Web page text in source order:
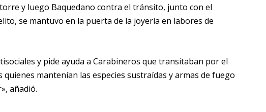
y luego Baquedano contra el tránsito, junto con el
se mantuvo en la puerta de la joyería en labores de
y pide ayuda a Carabineros que transitaban por el
mantenían las especies sustraídas y armas de fuego
añadió.